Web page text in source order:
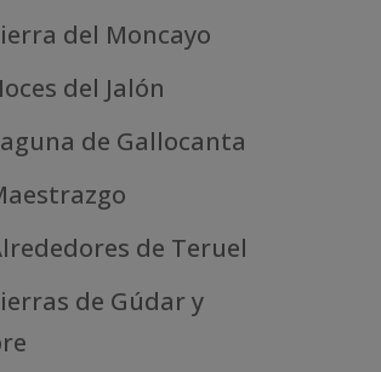
del Moncayo
del Jalón
de Gallocanta
de Teruel
de Gúdar y